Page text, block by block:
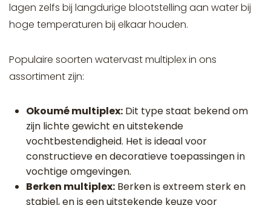
lagen zelfs bij langdurige blootstelling aan water bij
hoge temperaturen bij elkaar houden.
Populaire soorten watervast multiplex in ons
assortiment zijn:
Okoumé multiplex: Dit type staat bekend om
zijn lichte gewicht en uitstekende
vochtbestendigheid. Het is ideaal voor
constructieve en decoratieve toepassingen in
vochtige omgevingen.
Berken multiplex: Berken is extreem sterk en
stabiel, en is een uitstekende keuze voor